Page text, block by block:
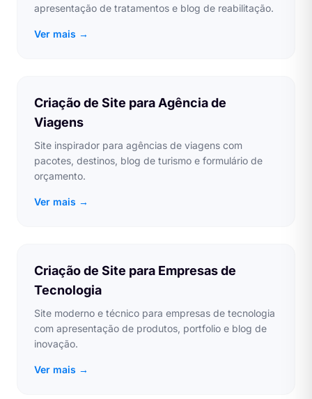
apresentação de tratamentos e blog de reabilitação.
Ver mais →
Criação de Site para Agência de
Viagens
Site inspirador para agências de viagens com
pacotes, destinos, blog de turismo e formulário de
orçamento.
Ver mais →
Criação de Site para Empresas de
Tecnologia
Site moderno e técnico para empresas de tecnologia
com apresentação de produtos, portfolio e blog de
inovação.
Ver mais →